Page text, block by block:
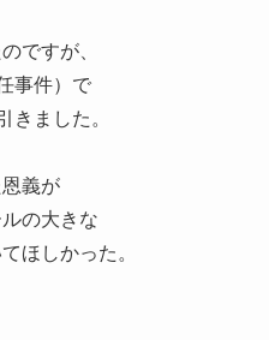
ですが、
事件）で
きました。
義が
の大きな
ほしかった。